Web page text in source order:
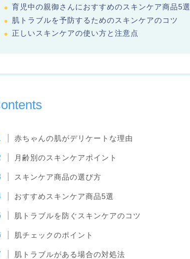
育児中の親御さんにおすすめのスキンケア商品5選
肌トラブルを予防するためのスキンケアのコツ
正しいスキンケアの使い方と注意点
赤ちゃんの肌がデリケートな理由
月齢別のスキンケアポイント
スキンケア商品の選び方
おすすめスキンケア商品5選
肌トラブルを防ぐスキンケアのコツ
肌チェックのポイント
肌トラブルがある場合の対処法